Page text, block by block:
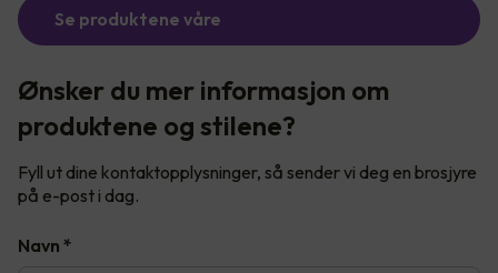
Se produktene våre
Ønsker du mer informasjon om
produktene og stilene?
Fyll ut dine kontaktopplysninger, så sender vi deg en brosjyre
på e-post i dag.
Navn *